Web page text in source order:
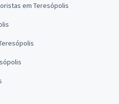
em Teresópolis